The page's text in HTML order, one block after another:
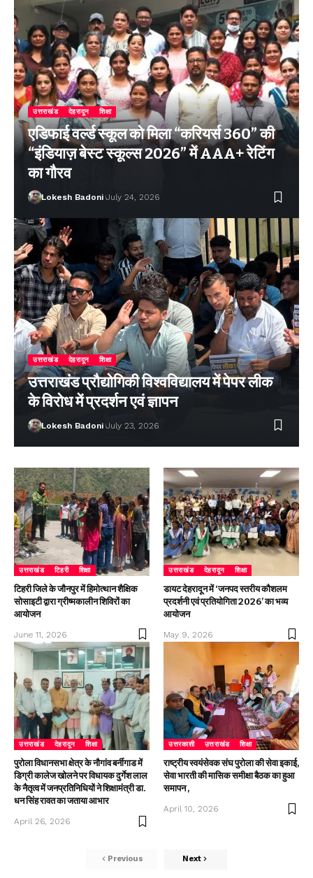
उत्तराखंड देहरादून शिक्षा
एडिफाई वर्ल्ड स्कूल को मिला “करियर्स 360” की
“इंडियाज़ बेस्ट स्कूल्स 2026” में AAA+ रेटिंग
का गौरव
Lokesh Badoni July 24, 2026
उत्तराखंड देहरादून शिक्षा
उत्तराखंड प्रौद्योगिकी विश्वविद्यालय में पेपर लीक
के विरोध में प्रदर्शन एवं ज्ञापन
Lokesh Badoni July 23, 2026
उत्तराखंड टिहरी शिक्षा
टिहरी जिले के जौनपुर में हिमोत्थान शैक्षिक
सोसाइटी द्वारा ग्रीष्मकालीन शिविरों का
आयोजन
June 11, 2026
उत्तराखंड देहरादून शिक्षा
डायट देहरादून में ‘जनपद स्तरीय कौशलम
प्रदर्शनी एवं प्रतियोगिता 2026’ का भव्य
आयोजन
May 9, 2026
उत्तराखंड देहरादून शिक्षा
पुरोला विधानसभा क्षेत्र के नौगांव बर्नीगाड में
डिग्री कालेज खोलने पर विधायक दुर्गेश लाल
के नैतृत्व में जनप्रतिनिधियों ने शिक्षामंत्री डा.
धन सिंह रावत का जताया आभार
April 26, 2026
उत्तरकाशी उत्तराखंड शिक्षा
राष्ट्रीय स्वयंसेवक संघ पुरोला की सेवा इकाई,
सेवा भारती की मासिक समीक्षा बैठक का हुआ
समापन ,
April 10, 2026
Previous Next